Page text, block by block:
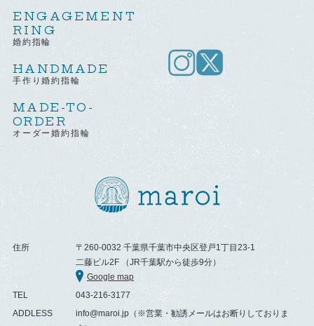
ENGAGEMENT
RING
婚約指輪
HANDMADE
手作り婚約指輪
MADE-TO-
ORDER
オーダー婚約指輪
住所
〒260-0032 千葉県千葉市中央区登戸1丁目23-1
二藤ビル2F （JR千葉駅から徒歩9分）
Google map
TEL
043-216-3177
ADDLESS
info@maroi.jp（※営業・勧誘メールはお断りしておりま